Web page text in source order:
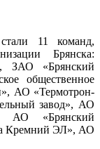
11 команд,
Брянска:
ЗАО «Брянский
общественное
АО «Термотрон-
завод», АО
АО «Брянский
Кремний ЭЛ», АО